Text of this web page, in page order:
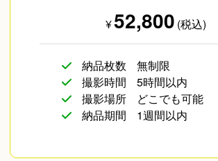
¥52,800 (税込)
納品枚数
無制限
撮影時間
5時間以内
撮影場所
どこでも可能
納品期間
1週間以内